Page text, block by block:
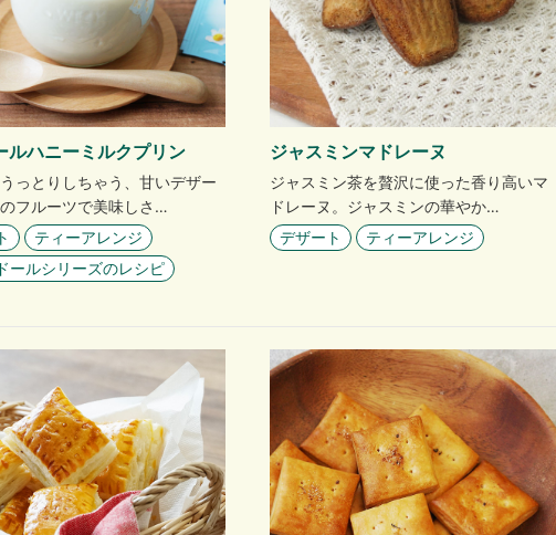
ルハニーミルクプリン
っとりしちゃう、甘いデザー
フルーツで美味しさ…
ティーアレンジ
ールシリーズのレシピ
ジャスミンマドレーヌ
ジャスミン茶を贅沢に使った香り高いマ
ドレーヌ。ジャスミンの華やか…
デザート
ティーアレンジ